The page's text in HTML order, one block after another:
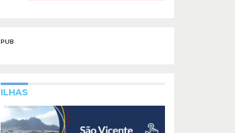
PUB
ILHAS